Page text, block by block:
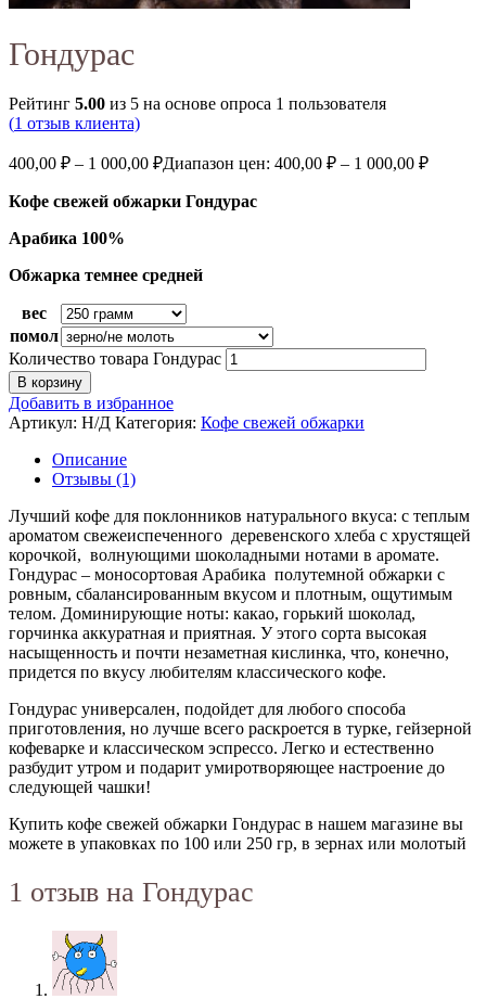
Гондурас
Рейтинг 5.00 из 5 на основе опроса 1 пользователя
(1 отзыв клиента)
400,00 ₽ – 1 000,00 ₽Диапазон цен: 400,00 ₽ – 1 000,00 ₽
Кофе свежей обжарки Гондурас
Арабика 100%
Обжарка темнее средней
вес
помол
Количество товара Гондурас
В корзину
Добавить в избранное
Артикул: Н/Д Категория: Кофе свежей обжарки
Описание
Отзывы (1)
Лучший кофе для поклонников натурального вкуса: с теплым
ароматом свежеиспеченного деревенского хлеба с хрустящей
корочкой, волнующими шоколадными нотами в аромате.
Гондурас – моносортовая Арабика полутемной обжарки с
ровным, сбалансированным вкусом и плотным, ощутимым
телом. Доминирующие ноты: какао, горький шоколад,
горчинка аккуратная и приятная. У этого сорта высокая
насыщенность и почти незаметная кислинка, что, конечно,
придется по вкусу любителям классического кофе.
Гондурас универсален, подойдет для любого способа
приготовления, но лучше всего раскроется в турке, гейзерной
кофеварке и классическом эспрессо. Легко и естественно
разбудит утром и подарит умиротворяющее настроение до
следующей чашки!
Купить кофе свежей обжарки Гондурас в нашем магазине вы
можете в упаковках по 100 или 250 гр, в зернах или молотый
1 отзыв на Гондурас